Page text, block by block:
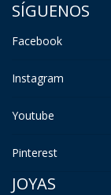
SÍGUENOS
Facebook
Instagram
Youtube
Pinterest
JOYAS